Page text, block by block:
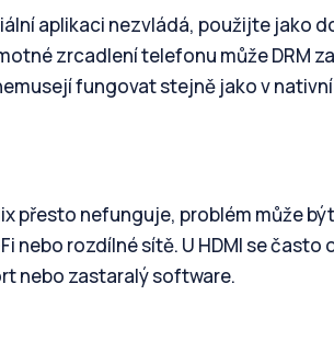
aplikaci nezvládá, použijte jako
zrcadlení telefonu může DRM
fungovat stejně jako v
přesto nefunguje, problém může
nebo rozdílné sítě. U HDMI se
nebo zastaralý software.